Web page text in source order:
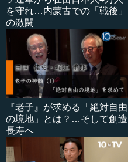
を守れ…内蒙古での「戦後」
の激闘
『老子』が求める「絶対自由
の境地」とは？…そして創造
長寿へ